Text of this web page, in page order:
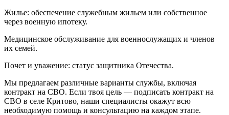
Жилье: обеспечение служебным жильем или собственное
через военную ипотеку.
Медицинское обслуживание для военнослужащих и членов
их семей.
Почет и уважение: статус защитника Отечества.
Мы предлагаем различные варианты службы, включая
контракт на СВО. Если твоя цель — подписать контракт на
СВО в селе Критово, наши специалисты окажут всю
необходимую помощь и консультацию на каждом этапе.